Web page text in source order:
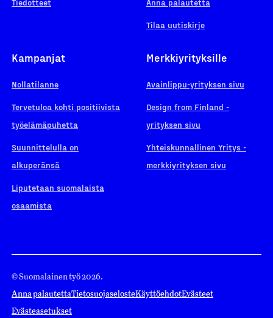
Tiedotteet Anna palautetta
Tilaa uutiskirje
Kampanjat
Nollatilanne
Tervetuloa kohti positiivista
työelämäpuhetta
Suunnittelulla on
alkuperänsä
Liputetaan suomalaista
osaamista
Merkkiyrityksille
Avainlippu-yrityksen sivu
Design from Finland -
yrityksen sivu
Yhteiskunnallinen Yritys -
merkkiyrityksen sivu
© Suomalainen työ 2026.
Anna palautettaTietosuojaselosteKäyttöehdotEvästeet
Evästeasetukset